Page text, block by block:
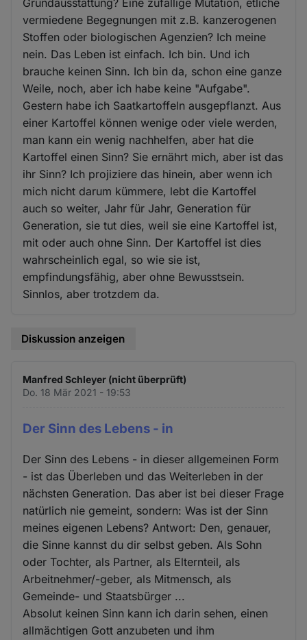
Grundausstattung? Eine zufällige Mutation, etliche
vermiedene Begegnungen mit z.B. kanzerogenen
Stoffen oder biologischen Agenzien? Ich meine
nein. Das Leben ist einfach. Ich bin. Und ich
brauche keinen Sinn. Ich bin da, schon eine ganze
Weile, noch, aber ich habe keine "Aufgabe".
Gestern habe ich Saatkartoffeln ausgepflanzt. Aus
einer Kartoffel können wenige oder viele werden,
man kann ein wenig nachhelfen, aber hat die
Kartoffel einen Sinn? Sie ernährt mich, aber ist das
ihr Sinn? Ich projiziere das hinein, aber wenn ich
mich nicht darum kümmere, lebt die Kartoffel
auch so weiter, Jahr für Jahr, Generation für
Generation, sie tut dies, weil sie eine Kartoffel ist,
mit oder auch ohne Sinn. Der Kartoffel ist dies
wahrscheinlich egal, so wie sie ist,
empfindungsfähig, aber ohne Bewusstsein.
Sinnlos, aber trotzdem da.
Diskussion anzeigen
Manfred Schleyer (nicht überprüft)
Do. 18 Mär 2021 - 19:53
Der Sinn des Lebens - in
Der Sinn des Lebens - in dieser allgemeinen Form
- ist das Überleben und das Weiterleben in der
nächsten Generation. Das aber ist bei dieser Frage
natürlich nie gemeint, sondern: Was ist der Sinn
meines eigenen Lebens? Antwort: Den, genauer,
die Sinne kannst du dir selbst geben. Als Sohn
oder Tochter, als Partner, als Elternteil, als
Arbeitnehmer/-geber, als Mitmensch, als
Gemeinde- und Staatsbürger ...
Absolut keinen Sinn kann ich darin sehen, einen
allmächtigen Gott anzubeten und ihm